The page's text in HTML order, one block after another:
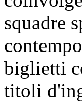
squadre
biglietti
titoli